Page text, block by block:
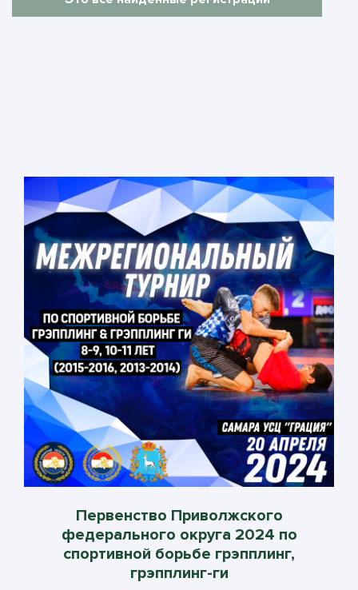
Первенство Приволжского
федерального округа 2024 по
спортивной борьбе грэпплинг,
грэпплинг-ги